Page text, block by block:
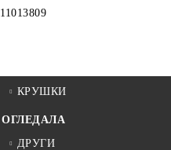
11013809
КРУШКИ
ОГЛЕДАЛА
ДРУГИ